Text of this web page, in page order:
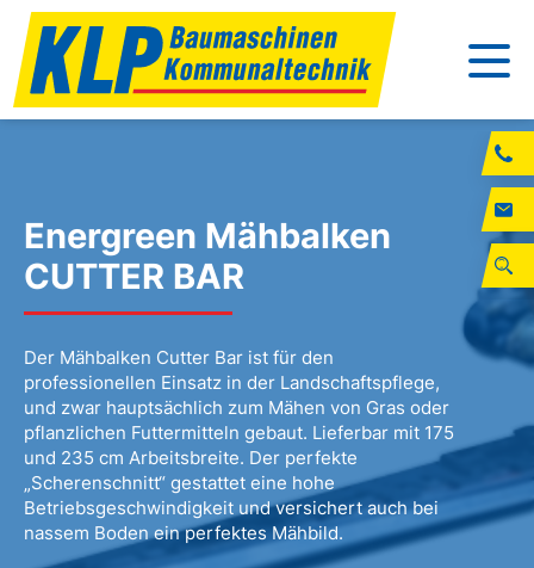
Energreen Mähbalken
CUTTER BAR
Der Mähbalken Cutter Bar ist für den
professionellen Einsatz in der Landschaftspflege,
und zwar hauptsächlich zum Mähen von Gras oder
pflanzlichen Futtermitteln gebaut. Lieferbar mit 175
und 235 cm Arbeitsbreite. Der perfekte
„Scherenschnitt“ gestattet eine hohe
Betriebsgeschwindigkeit und versichert auch bei
nassem Boden ein perfektes Mähbild.